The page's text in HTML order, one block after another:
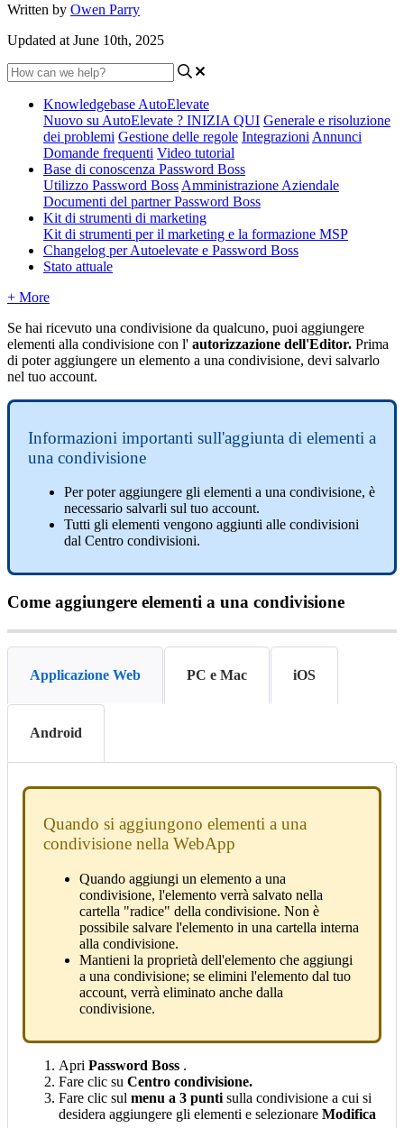
Written by Owen Parry
Updated at June 10th, 2025
Knowledgebase AutoElevate
Nuovo su AutoElevate ? INIZIA QUI Generale e risoluzione
dei problemi Gestione delle regole Integrazioni Annunci
Domande frequenti Video tutorial
Base di conoscenza Password Boss
Utilizzo Password Boss Amministrazione Aziendale
Documenti del partner Password Boss
Kit di strumenti di marketing
Kit di strumenti per il marketing e la formazione MSP
Changelog per Autoelevate e Password Boss
Stato attuale
+ More
Se hai ricevuto una condivisione da qualcuno, puoi aggiungere
elementi alla condivisione con l' autorizzazione dell'Editor. Prima
di poter aggiungere un elemento a una condivisione, devi salvarlo
nel tuo account.
Informazioni importanti sull'aggiunta di elementi a
una condivisione
Per poter aggiungere gli elementi a una condivisione, è
necessario salvarli sul tuo account.
Tutti gli elementi vengono aggiunti alle condivisioni
dal Centro condivisioni.
Come aggiungere elementi a una condivisione
Applicazione Web PC e Mac iOS
Android
Quando si aggiungono elementi a una
condivisione nella WebApp
Quando aggiungi un elemento a una
condivisione, l'elemento verrà salvato nella
cartella "radice" della condivisione. Non è
possibile salvare l'elemento in una cartella interna
alla condivisione.
Mantieni la proprietà dell'elemento che aggiungi
a una condivisione; se elimini l'elemento dal tuo
account, verrà eliminato anche dalla
condivisione.
Apri Password Boss .
Fare clic su Centro condivisione.
Fare clic sul menu a 3 punti sulla condivisione a cui si
desidera aggiungere gli elementi e selezionare Modifica